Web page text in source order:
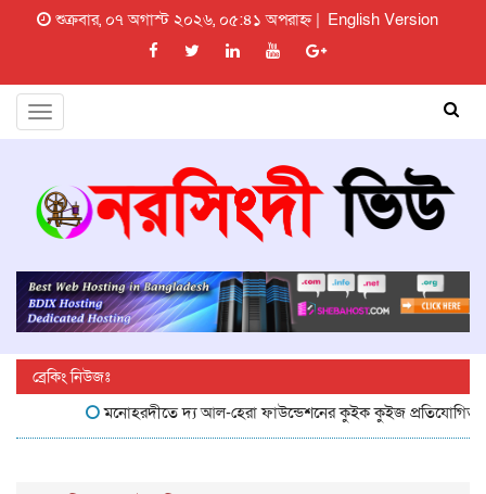
শুক্রবার, ০৭ অগাস্ট ২০২৬, ০৫:৪১ অপরাহ্ন | English Version
Toggle
ব্রেকিং নিউজঃ
মনোহরদীতে দ্য আল-হেরা ফাউন্ডেশনের কুইক কুইজ প্রতিযোগিতা